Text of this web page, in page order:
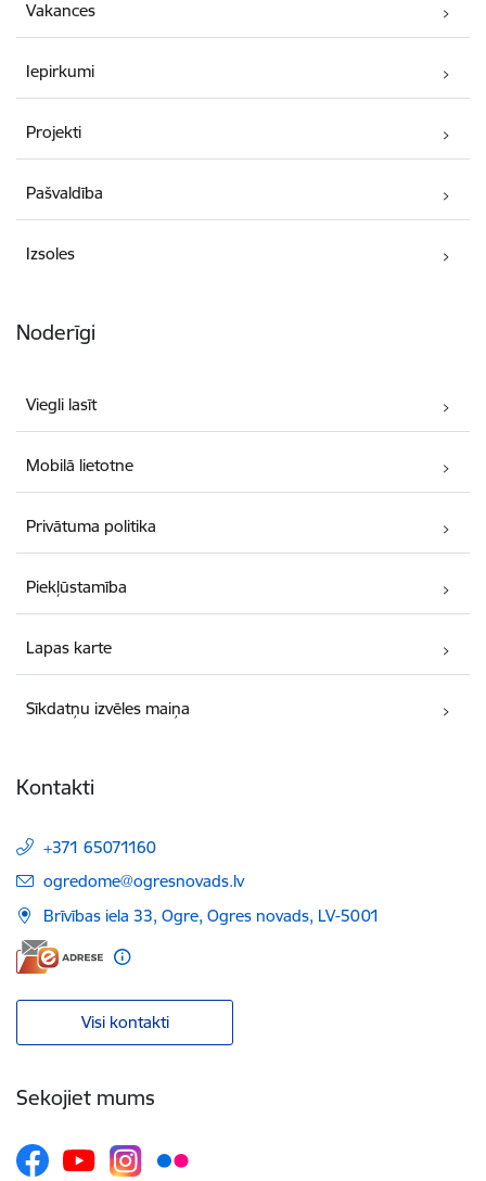
Vakances
Iepirkumi
Projekti
Pašvaldība
Izsoles
Noderīgi
Viegli lasīt
Mobilā lietotne
Privātuma politika
Piekļūstamība
Lapas karte
Sīkdatņu izvēles maiņa
Kontakti
+371 65071160
E-pasts:
ogredome@ogresnovads.lv
Brīvības iela 33, Ogre, Ogres novads, LV-5001
Visi kontakti
Sekojiet mums